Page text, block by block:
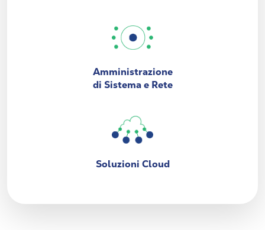
Amministrazione
di Sistema e Rete
Soluzioni Cloud